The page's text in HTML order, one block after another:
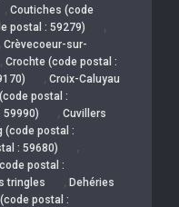
, Coutiches (code
postal : 59279) ,
Crèvecoeur-sur-
, Crochte (code postal :
, Croix-Caluyau
postal :
59990) , Cuvillers
(code postal :
: 59680) ,
postal :
tringles , Dehéries
postal :